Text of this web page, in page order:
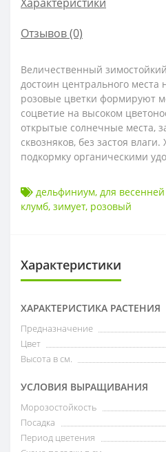
Отзывов (0)
Величественный
достоин центрального
розовые цветки формируют
соцветие на высоком
открытые солнечные места,
сквозняков, без застоя
подкормку органическими
дельфиниум, для
клумб, зимует, розовый
Характеристики
ХАРАКТЕРИСТИКА РАСТЕНИЯ
Предназначение
Цвет
Высота в см.
УСЛОВИЯ ВЫРАЩИВАНИЯ
Морозостойкость
Посадка
Период цветения